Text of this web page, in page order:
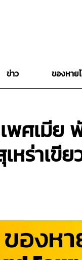
ข่าว ของหาย
พศเมีย
หร่าเขี